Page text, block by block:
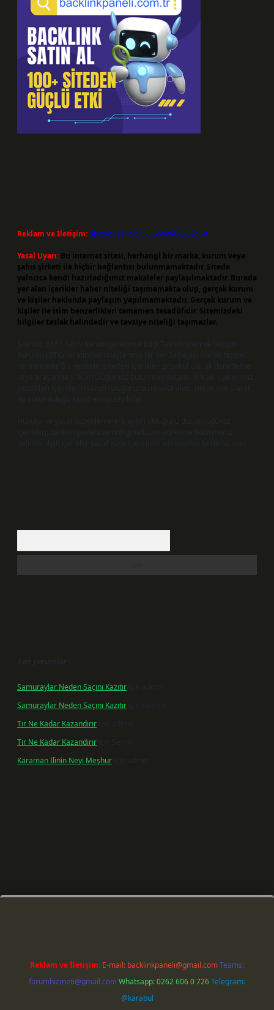
Reklam ve İletişim:Skype: live:.cid.575569c608265c69
Yasal Uyarı: Bu internet sitesi, herhangi bir marka, kurum veya
şahıs şirketi ile hiçbir bağlantısı bulunmamaktadır. Sitede
yalnızca kendi hazırladığımız makaleler paylaşılmaktadır. Burada
yer alan içerikler haber niteliği taşımamakta olup, gerçek kurum
ve kişiler hakkında paylaşım yapılmamaktadır. Gerçek kurum ve
kişiler ile isim benzerlikleri tamamen tesadüfidir. Sitemizdeki
bilgiler taslak halindedir ve tavsiye niteliği taşımazlar.
Sitemiz, 5651 Sayılı Kanun gereğince Bilgi Teknolojileri ve İletişim
Kurumu (BTK) tarafından onaylanmış bir Yer Sağlayıcı olarak hizmet
vermektedir. Bu nedenle, sitedeki içerikleri proaktif olarak denetleme
veya araştırma yükümlülüğümüz bulunmamaktadır. Ancak, üyelerimiz
yazdıkları içeriklerin sorumluluğunu taşımakta olup, siteye üye olarak
bu sorumluluğu kabul etmiş sayılırlar.
Hukuka ve yasal düzenlemelere aykırı olduğunu düşündüğünüz
içerikleri, backlinkpanelicomtr@gmail.com adresine bildirmeniz
halinde, ilgili içerikler yasal süre içerisinde sitemizden kaldırılacaktır.
Son yorumlar
Samuraylar Neden Saçını Kazıtır için
admin
Samuraylar Neden Saçını Kazıtır için
Fadime
Tır Ne Kadar Kazandırır için
admin
Tır Ne Kadar Kazandırır için Sevim
Karaman Ilinin Neyi Meşhur için admin
Reklam ve İletişim: E-mail: backlinkpaneli@gmail.comTeams:
forumhizmeti@gmail.comWhatsapp: 0262 606 0 726Telegram:
@karabul